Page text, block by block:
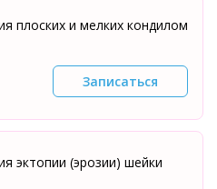
плоских и мелких кондилом
Записаться
эктопии (эрозии) шейки